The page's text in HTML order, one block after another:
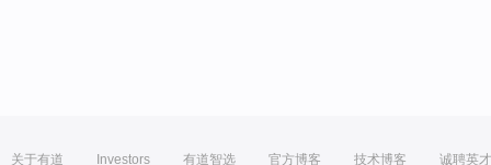
关于有道 Investors 有道智选 官方博客 技术博客 诚聘英才